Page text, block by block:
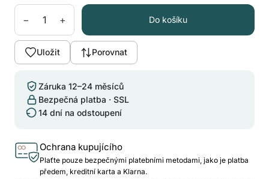
− + Do košíku
Uložit Porovnat
Záruka 12–24 měsíců
Bezpečná platba · SSL
14 dní na odstoupení
Ochrana kupujícího
Plaťte pouze bezpečnými platebními metodami, jako je platba
předem, kreditní karta a Klarna.